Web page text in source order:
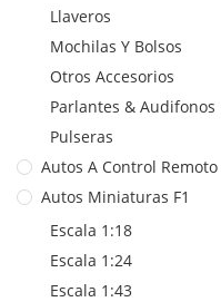
Llaveros
Mochilas Y Bolsos
Otros Accesorios
Parlantes & Audifonos
Pulseras
Autos A Control Remoto
Autos Miniaturas F1
Escala 1:18
Escala 1:24
Escala 1:43